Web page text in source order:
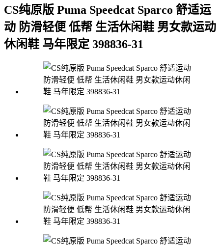
CS纯原版 Puma Speedcat Sparco 舒适运
动 防滑轻便 低帮 生活休闲鞋 男女款运动
休闲鞋 马年限定 398836-31